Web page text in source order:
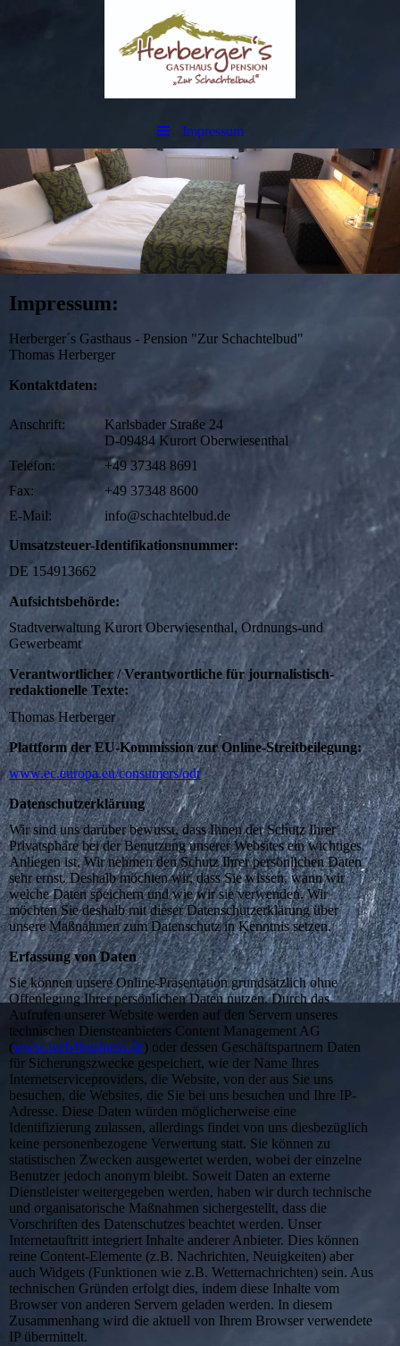
Impressum
Impressum:
Herberger´s Gasthaus - Pension "Zur Schachtelbud"
Thomas Herberger
Kontaktdaten:
Anschrift:
Karlsbader Straße 24
D-09484 Kurort Oberwiesenthal
Telefon:
+49 37348 8691
Fax:
+49 37348 8600
E-Mail:
info@schachtelbud.de
Umsatzsteuer-Identifikationsnummer:
DE 154913662
Aufsichtsbehörde:
Stadtverwaltung Kurort Oberwiesenthal, Ordnungs-und
Gewerbeamt
Verantwortlicher / Verantwortliche für journalistisch-
redaktionelle Texte:
Thomas Herberger
Plattform der EU-Kommission zur Online-Streitbeilegung:
www.ec.europa.eu/consumers/odr
Datenschutz­erklärung
Wir sind uns darüber bewusst, dass Ihnen der Schutz Ihrer
Privatsphäre bei der Benutzung unserer Websites ein wichtiges
Anliegen ist. Wir nehmen den Schutz Ihrer persönlichen Daten
sehr ernst. Deshalb möchten wir, dass Sie wissen, wann wir
welche Daten speichern und wie wir sie verwenden. Wir
möchten Sie deshalb mit dieser Datenschutzerklärung über
unsere Maßnahmen zum Datenschutz in Kenntnis setzen.
Erfassung von Daten
Sie können unsere Online-Präsentation grundsätzlich ohne
Offenlegung Ihrer persönlichen Daten nutzen. Durch das
Aufrufen unserer Website werden auf den Servern unseres
technischen Diensteanbieters Content Management AG
(www.web4business.de) oder dessen Geschäftspartnern Daten
für Sicherungszwecke gespeichert, wie der Name Ihres
Internetserviceproviders, die Website, von der aus Sie uns
besuchen, die Websites, die Sie bei uns besuchen und Ihre IP-
Adresse. Diese Daten würden möglicherweise eine
Identifizierung zulassen, allerdings findet von uns diesbezüglich
keine personenbezogene Verwertung statt. Sie können zu
statistischen Zwecken ausgewertet werden, wobei der einzelne
Benutzer jedoch anonym bleibt. Soweit Daten an externe
Dienstleister weitergegeben werden, haben wir durch technische
und organisatorische Maßnahmen sichergestellt, dass die
Vorschriften des Datenschutzes beachtet werden. Unser
Internetauftritt integriert Inhalte anderer Anbieter. Dies können
reine Content-Elemente (z.B. Nachrichten, Neuigkeiten) aber
auch Widgets (Funktionen wie z.B. Wetternachrichten) sein. Aus
technischen Gründen erfolgt dies, indem diese Inhalte vom
Browser von anderen Servern geladen werden. In diesem
Zusammenhang wird die aktuell von Ihrem Browser verwendete
IP übermittelt.